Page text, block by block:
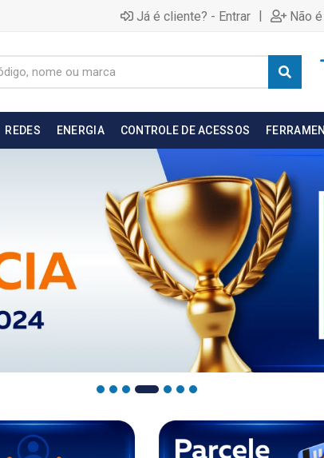
Já é cliente? - Entrar | Não
REDES ENERGIA CONTROLE DE ACESSOS